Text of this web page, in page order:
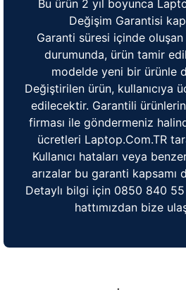
Bu ürün 2 yıl boyunca
Değişim Garantisi
Garanti süresi içinde
durumunda, ürün tamir
modelde yeni bir ürünle
Değiştirilen ürün, kullanıcıya
edilecektir. Garantili
firması ile göndermeniz
ücretleri Laptop.Com.TR
Kullanıcı hataları veya
arızalar bu garanti kapsamı
Detaylı bilgi için 0850 840
hattımızdan bize